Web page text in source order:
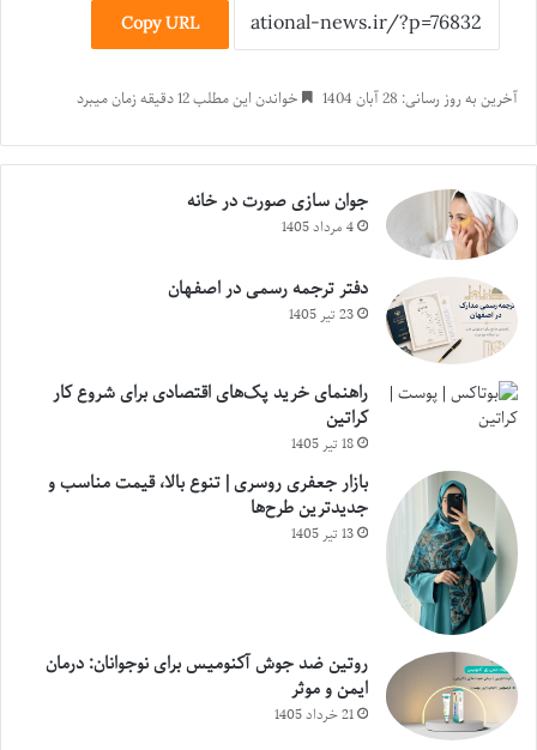
Copy URL
آخرین به روز رسانی: 28 آبان 1404 خواندن این مطلب 12 دقیقه زمان میبرد
جوان سازی صورت در خانه
4 مرداد 1405
دفتر ترجمه رسمی در اصفهان
23 تیر 1405
راهنمای خرید پک‌های اقتصادی برای شروع کار
کراتین
18 تیر 1405
بازار جعفری روسری | تنوع بالا، قیمت مناسب و
جدیدترین طرح‌ها
13 تیر 1405
روتین ضد جوش آکنومیس برای نوجوانان: درمان
ایمن و موثر
21 خرداد 1405